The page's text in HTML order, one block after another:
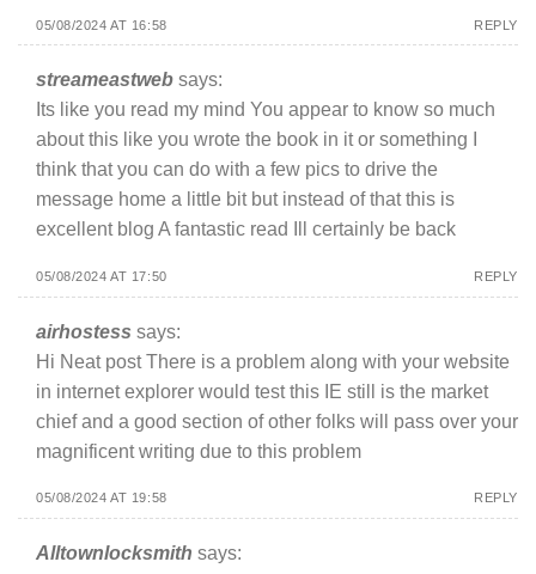
05/08/2024 AT 16:58 REPLY
streameastweb says:
Its like you read my mind You appear to know so much
about this like you wrote the book in it or something I
think that you can do with a few pics to drive the
message home a little bit but instead of that this is
excellent blog A fantastic read Ill certainly be back
05/08/2024 AT 17:50 REPLY
airhostess says:
Hi Neat post There is a problem along with your website
in internet explorer would test this IE still is the market
chief and a good section of other folks will pass over your
magnificent writing due to this problem
05/08/2024 AT 19:58 REPLY
Alltownlocksmith says: